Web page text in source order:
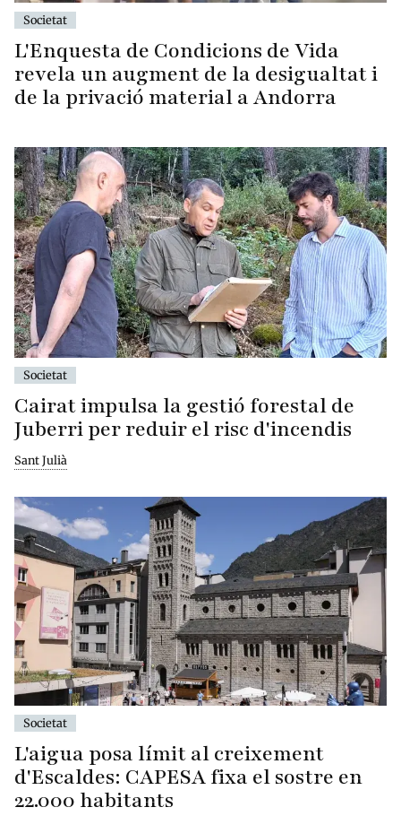
Societat
L'Enquesta de Condicions de Vida
revela un augment de la desigualtat i
de la privació material a Andorra
Societat
Cairat impulsa la gestió forestal de
Juberri per reduir el risc d'incendis
Sant Julià
Societat
L'aigua posa límit al creixement
d'Escaldes: CAPESA fixa el sostre en
22.000 habitants